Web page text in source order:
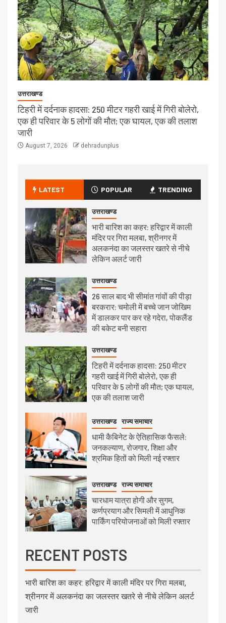
उत्तराखण्ड
टिहरी में दर्दनाक हादसा: 250 मीटर गहरी खाई में गिरी बोलेरो,
एक ही परिवार के 5 लोगों की मौत; एक घायल, एक की तलाश
जारी
August 7, 2026 dehradunplus
LATEST POPULAR TRENDING
उत्तराखण्ड
भारी बारिश का कहर: हरिद्वार में काली
मंदिर पर गिरा मलबा, श्रीनगर में
अलकनंदा का जलस्तर खतरे से नीचे
लेकिन अलर्ट जारी
उत्तराखण्ड
26 साल बाद भी सीमांत गांवों की पीड़ा
बरकरार: चमोली में बच्चे जान जोखिम
में डालकर पार कर रहे गदेरा, पोकलैंड
की बकेट बनी सहारा
उत्तराखण्ड
टिहरी में दर्दनाक हादसा: 250 मीटर
गहरी खाई में गिरी बोलेरो, एक ही
परिवार के 5 लोगों की मौत; एक घायल,
एक की तलाश जारी
उत्तराखण्ड राज्य समाचार
धामी कैबिनेट के ऐतिहासिक फैसले:
जनकल्याण, रोजगार, शिक्षा और
श्रमिक हितों को मिली नई रफ्तार
उत्तराखण्ड राज्य समाचार
चारधाम यात्रा होगी और सुगम,
कर्णप्रयाग और सिमली में आधुनिक
पार्किंग परियोजनाओं को मिली रफ्तार
RECENT POSTS
भारी बारिश का कहर: हरिद्वार में काली मंदिर पर गिरा मलबा,
श्रीनगर में अलकनंदा का जलस्तर खतरे से नीचे लेकिन अलर्ट
जारी